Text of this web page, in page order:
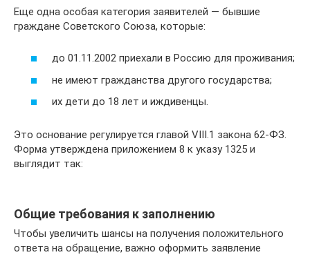
Еще одна особая категория заявителей — бывшие
граждане Советского Союза, которые:
до 01.11.2002 приехали в Россию для проживания;
не имеют гражданства другого государства;
их дети до 18 лет и иждивенцы.
Это основание регулируется главой VIII.1 закона 62-ФЗ.
Форма утверждена приложением 8 к указу 1325 и
выглядит так:
Общие требования к заполнению
Чтобы увеличить шансы на получения положительного
ответа на обращение, важно оформить заявление